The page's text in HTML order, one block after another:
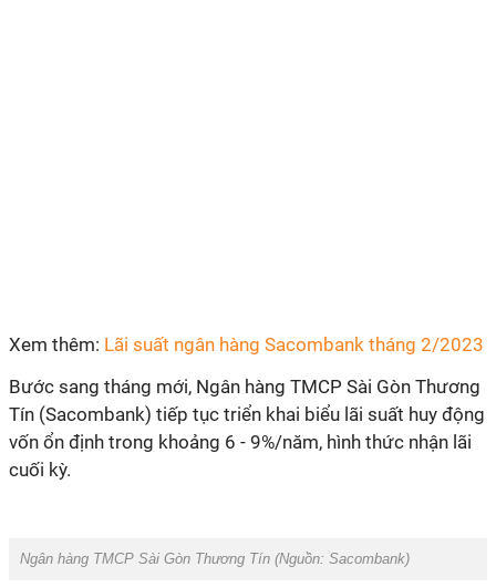
Xem thêm: Lãi suất ngân hàng Sacombank tháng 2/2023
Bước sang tháng mới, Ngân hàng TMCP Sài Gòn Thương
Tín (Sacombank) tiếp tục triển khai biểu lãi suất huy động
vốn ổn định trong khoảng 6 - 9%/năm, hình thức nhận lãi
cuối kỳ.
Ngân hàng TMCP Sài Gòn Thương Tín (Nguồn: Sacombank)